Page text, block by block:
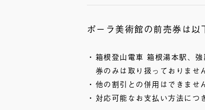
ポーラ美術館の前売券は以
箱根登山電車 箱根湯本駅、
券のみは取り扱っておりませ
他の割引との併用はできませ
対応可能なお支払い方法につ